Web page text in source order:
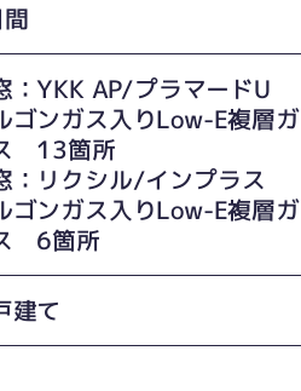
：YKK AP/プラマードU
ゴンガス入りLow-E複層ガ
13箇所
：リクシル/インプラス
ゴンガス入りLow-E複層ガ
6箇所
建て